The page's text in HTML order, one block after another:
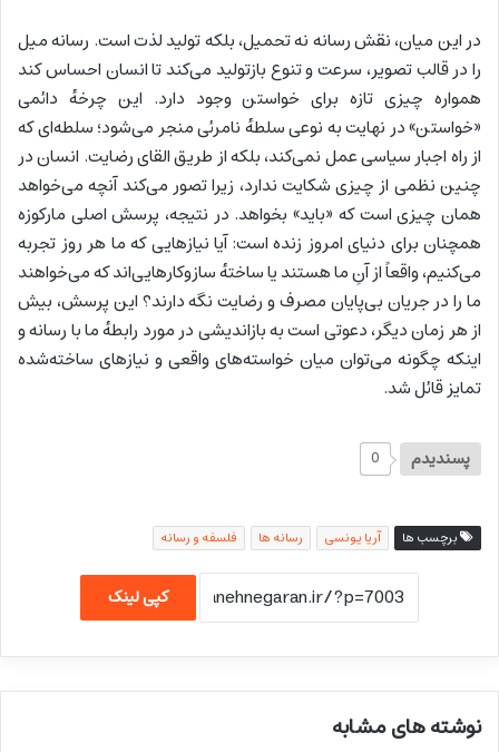
در این میان، نقش رسانه نه تحمیل، بلکه تولید لذت است. رسانه میل
را در قالب تصویر، سرعت و تنوع بازتولید می‌کند تا انسان احساس کند
همواره چیزی تازه برای خواستن وجود دارد. این چرخهٔ دائمی
«خواستن» در نهایت به نوعی سلطهٔ نامرئی منجر می‌شود؛ سلطه‌ای که
از راه اجبار سیاسی عمل نمی‌کند، بلکه از طریق القای رضایت. انسان در
چنین نظمی از چیزی شکایت ندارد، زیرا تصور می‌کند آنچه می‌خواهد
همان چیزی است که «باید» بخواهد. در نتیجه، پرسش اصلی مارکوزه
همچنان برای دنیای امروز زنده است: آیا نیازهایی که ما هر روز تجربه
می‌کنیم، واقعاً از آنِ ما هستند یا ساختهٔ سازوکارهایی‌اند که می‌خواهند
ما را در جریان بی‌پایان مصرف و رضایت نگه دارند؟ این پرسش، بیش
از هر زمان دیگر، دعوتی است به بازاندیشی در مورد رابطهٔ ما با رسانه و
اینکه چگونه می‌توان میان خواسته‌های واقعی و نیازهای ساخته‌شده
تمایز قائل شد.
پسندیدم 0
برچسب ها آریا یونسی رسانه ها فلسفه و رسانه
کپی لینک
نوشته های مشابه